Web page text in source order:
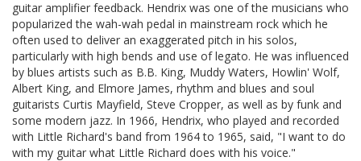
guitar amplifier feedback. Hendrix was one of the musicians who
popularized the wah-wah pedal in mainstream rock which he
often used to deliver an exaggerated pitch in his solos,
particularly with high bends and use of legato. He was influenced
by blues artists such as B.B. King, Muddy Waters, Howlin' Wolf,
Albert King, and Elmore James, rhythm and blues and soul
guitarists Curtis Mayfield, Steve Cropper, as well as by funk and
some modern jazz. In 1966, Hendrix, who played and recorded
with Little Richard's band from 1964 to 1965, said, "I want to do
with my guitar what Little Richard does with his voice."